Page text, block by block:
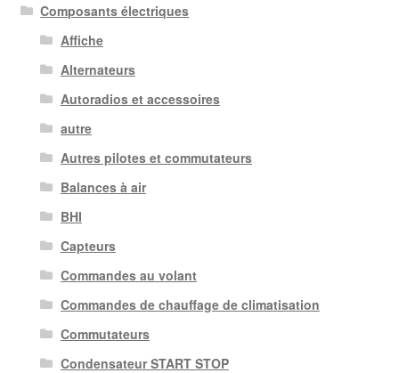
Composants électriques
Affiche
Alternateurs
Autoradios et accessoires
autre
Autres pilotes et commutateurs
Balances à air
BHI
Capteurs
Commandes au volant
Commandes de chauffage de climatisation
Commutateurs
Condensateur START STOP